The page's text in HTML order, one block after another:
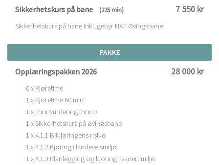
Sikkerhetskurs på bane (225 min)
Sikkerhetskurs på bane inkl. gebyr NAF Øvingsbane
7 550 kr
PAKKE
Opplæringspakken 2026
6 x Kjøretime
1 x Kjøretime 60 min
1 x Trinnvurdering trinn 3
1 x Sikkerhetskurs på øvingsbane
1 x 4.1.1 Bilkjøringens risiko
1 x 4.1.2 Kjøring i landeveismiljø
1 x 4.1.3 Planlegging og kjøring i variert miljø
28 000 kr